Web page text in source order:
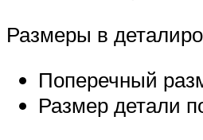
Размеры в
Поперечный
Размер детали